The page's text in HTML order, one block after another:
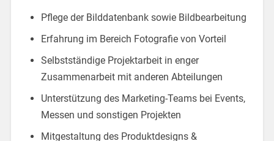
Pflege der Bilddatenbank sowie Bildbearbeitung
Erfahrung im Bereich Fotografie von Vorteil
Selbstständige Projektarbeit in enger
Zusammenarbeit mit anderen Abteilungen
Unterstützung des Marketing-Teams bei Events,
Messen und sonstigen Projekten
Mitgestaltung des Produktdesigns &